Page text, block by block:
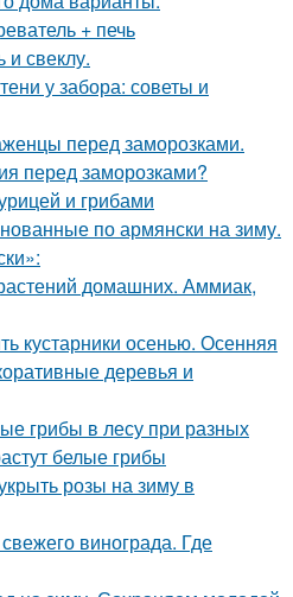
+ печь
и свеклу.
у забора: советы и
перед заморозками.
перед заморозками?
и грибами
по армянски на зиму.
домашних. Аммиак,
кустарники осенью. Осенняя
деревья и
грибы в лесу при разных
белые грибы
розы на зиму в
винограда. Где